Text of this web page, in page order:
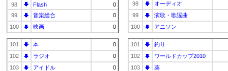
98
Flash
0
99
音楽総合
0
100
映画 0
101 本
0
102
ラジオ
0
103
アイドル 0
98
オーディオ
99
演歌・歌謡曲
100
アニソン
101
釣り
102
ワールドカップ2010
103
薬